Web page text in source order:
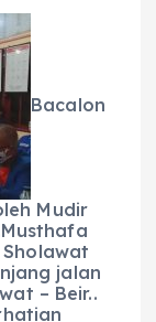
Bacalon
Mudir
jalan
– Beir..